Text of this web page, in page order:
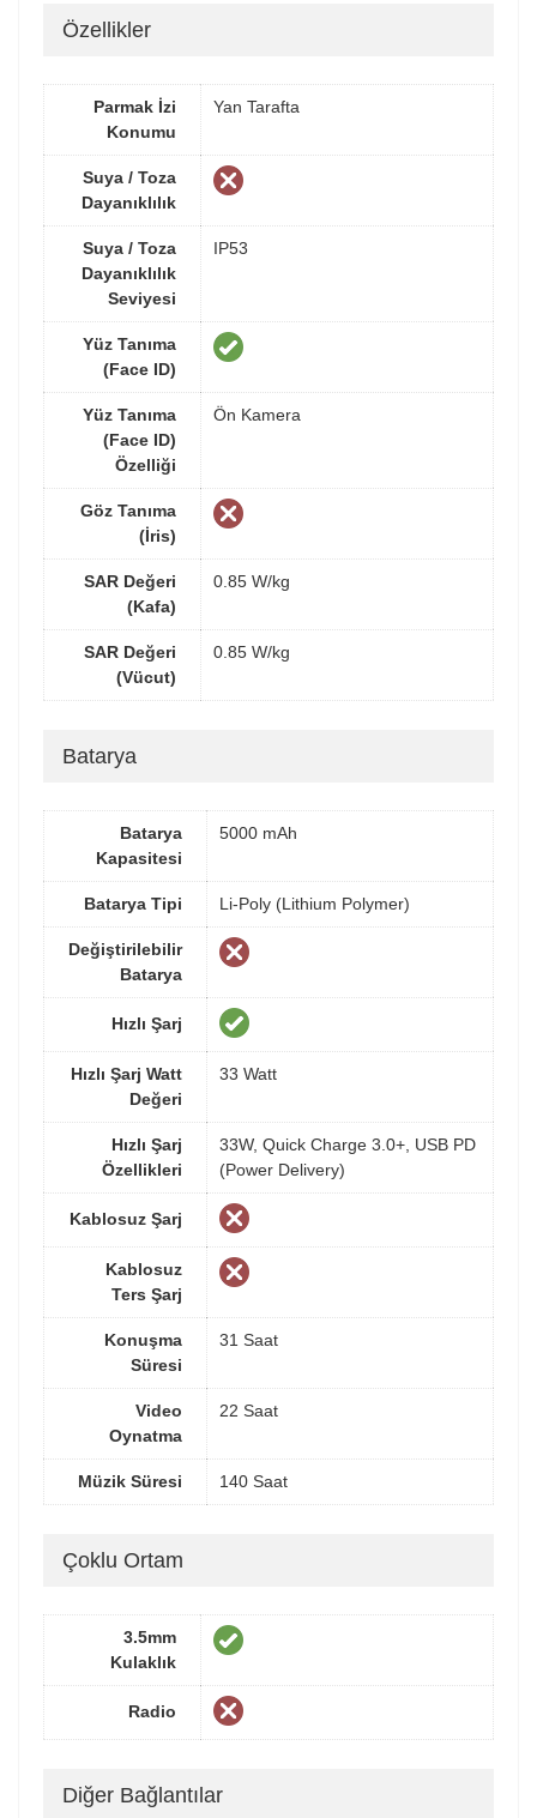
Özellikler
Parmak İzi
Konumu
Yan Tarafta
Suya / Toza
Dayanıklılık
Suya / Toza
Dayanıklılık
Seviyesi
IP53
Yüz Tanıma
(Face ID)
Yüz Tanıma
(Face ID)
Özelliği
Ön Kamera
Göz Tanıma
(İris)
SAR Değeri
(Kafa)
0.85 W/kg
SAR Değeri
(Vücut)
0.85 W/kg
Batarya
Batarya
Kapasitesi
5000 mAh
Batarya Tipi Li-Poly (Lithium Polymer)
Değiştirilebilir
Batarya
Hızlı Şarj
Hızlı Şarj Watt
Değeri
33 Watt
Hızlı Şarj
Özellikleri
33W, Quick Charge 3.0+, USB PD
(Power Delivery)
Kablosuz Şarj
Kablosuz
Ters Şarj
Konuşma
Süresi
31 Saat
Video
Oynatma
22 Saat
Müzik Süresi 140 Saat
Çoklu Ortam
3.5mm
Kulaklık
Radio
Diğer Bağlantılar